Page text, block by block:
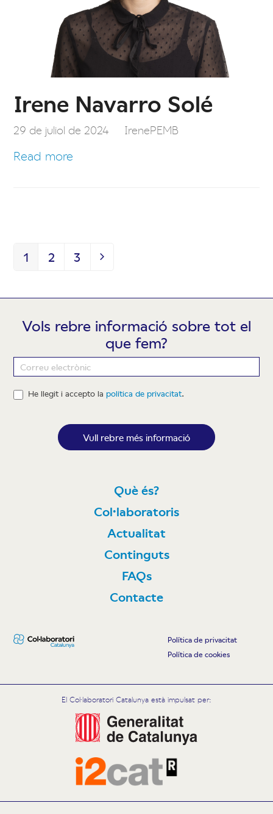
Irene Navarro Solé
29 de juliol de 2024 IrenePEMB
Read more
Page
1 Page
2 Page
3 Next
Vols rebre informació sobre tot el
que fem?
Newsletter
He llegit i accepto lapolítica de privacitat.
Vull rebre més informació
Què és?
Col·laboratoris
Actualitat
Continguts
FAQs
Contacte
Política de privacitat
Política de cookies
El Col·laboratori Catalunya està impulsat per: